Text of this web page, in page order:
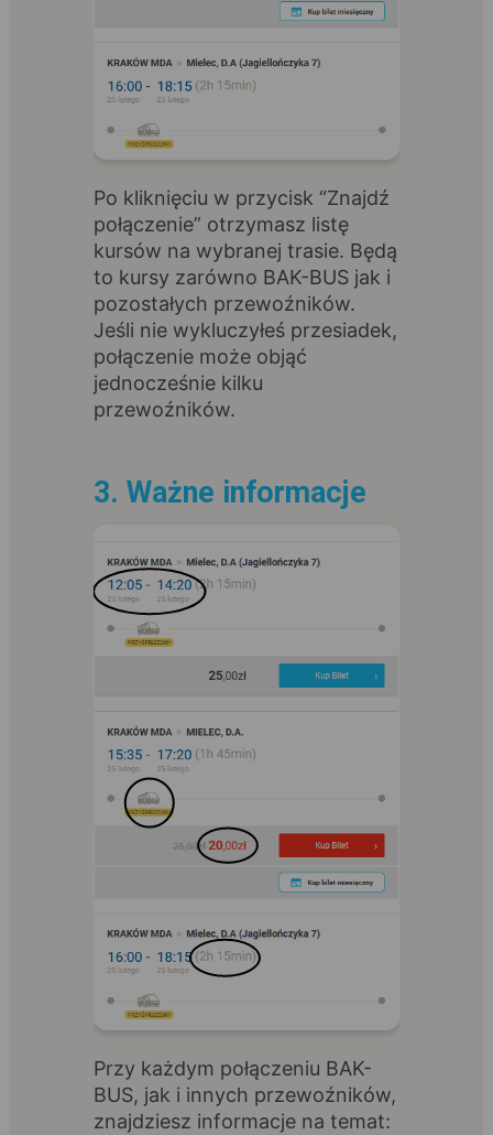
Po kliknięciu w przycisk “Znajdź
połączenie” otrzymasz listę
kursów na wybranej trasie. Będą
to kursy zarówno BAK-BUS jak i
pozostałych przewoźników.
Jeśli nie wykluczyłeś przesiadek,
połączenie może objąć
jednocześnie kilku
przewoźników.
3. Ważne informacje
Przy każdym połączeniu BAK-
BUS, jak i innych przewoźników,
znajdziesz informacje na temat: